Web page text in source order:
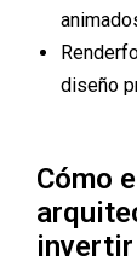
diseño
Cómo
invertir